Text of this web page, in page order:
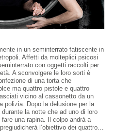
in un seminterrato fatiscente in
Affetti da molteplici psicosi
con oggetti raccolti per
A sconvolgere le loro sorti è
di una torta che
ma quattro pistole e quattro
vicino al cassonetto da un
polizia. Dopo la delusione per la
la notte che ad uno di loro
una rapina. Il colpo andrà a
l’obiettivo dei quattro…